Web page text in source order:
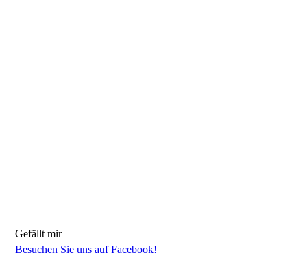
Gefällt mir
Besuchen Sie uns auf Facebook!